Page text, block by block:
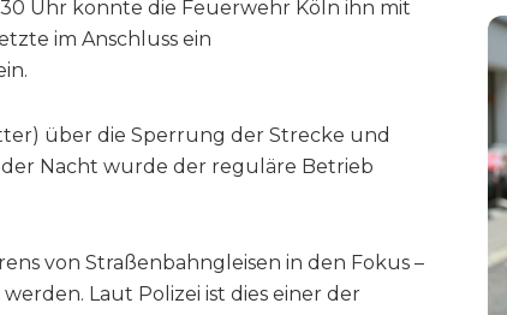
Uhr konnte die Feuerwehr Köln ihn mit
im Anschluss ein
über die Sperrung der Strecke und
Nacht wurde der reguläre Betrieb
von Straßenbahngleisen in den Fokus –
Laut Polizei ist dies einer der